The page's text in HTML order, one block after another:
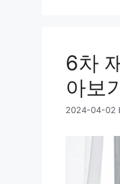
6차
아보
2024-04-02